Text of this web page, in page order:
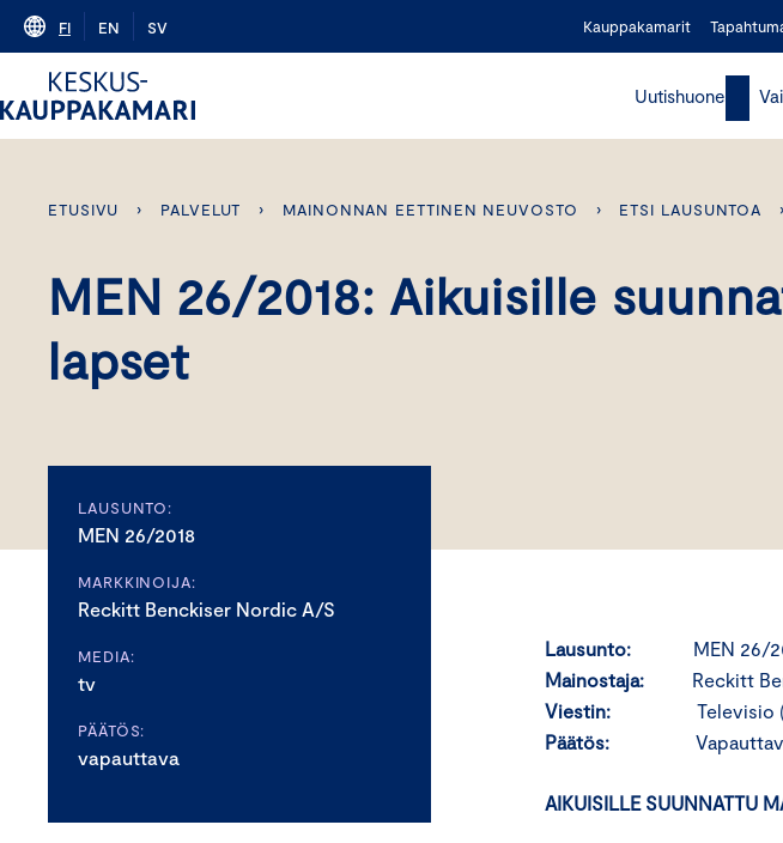
Skip
content
FI EN SV Kauppakamarit
Uutishuone
ETUSIVU › PALVELUT › MAINONNAN EETTINEN NEUVOSTO › ETSI LAUSUNTOA ›
MEN 26/2018: Aikuisille
lapset
LAUSUNTO:
MEN 26/2018
MARKKINOIJA:
Reckitt Benckiser Nordic A/S
MEDIA:
tv
PÄÄTÖS:
vapauttava
Lausunto:
MEN 26/
Mainostaja:
Reckitt
Viestin: Televisio
Päätös:
AIKUISILLE SUUNNATTU